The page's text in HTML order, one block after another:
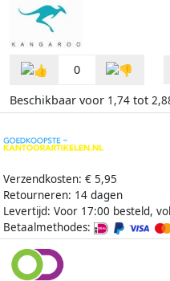
0
Beschikbaar voor 1,74 tot
Verzendkosten: € 5,95
Retourneren: 14 dagen
Levertijd: Voor 17:00 besteld,
Betaalmethodes: